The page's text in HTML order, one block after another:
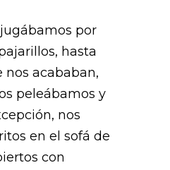
por
hasta
nos acababan,
peleábamos y
nos
en el sofá de
con